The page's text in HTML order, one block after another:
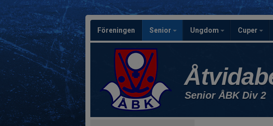
Föreningen Senior Ungdom Cuper
Senior ÅBK Div 2